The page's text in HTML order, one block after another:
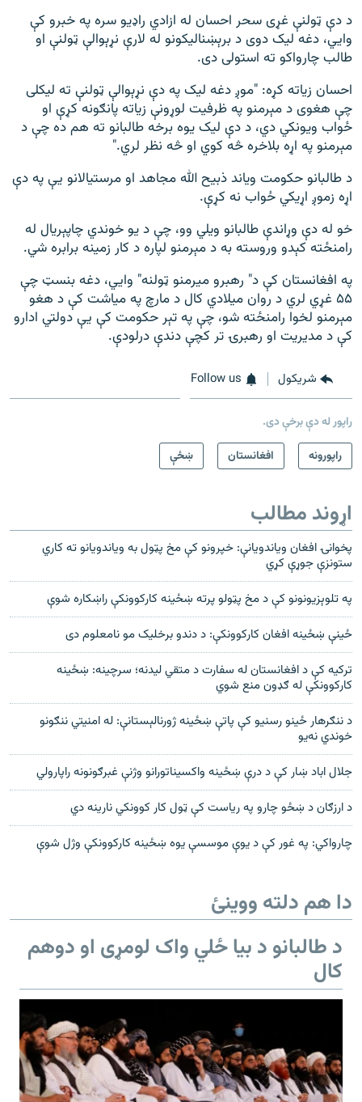
د دې ټولنې غړی سحر احسان له ازادي راډیو سره په خبرو کې
وايي، دغه لیک دوی د برېښنالیکونو له لارې نړېوالې ټولنې او
طالب چارواکو ته استولی دی.
احسان زياته کړه: "موږ دغه لیک په دې نړېوالې ټولنې ته لیکلی
چې هغوی د مېرمنو په ظرفیت لوړونې زیاته پانګونه کړې او
ځواب ویونکي دي، د دې لیک یوه برخه طالبانو ته هم ده چې د
مېرمنو په اړه بلاخره څه کوي او څه نظر لري."
د طالبانو حکومت ویاند ذبیح الله مجاهد او مرستیالانو یې په دې
اړه زموږ اړیکي ځواب نه کړې.
خو له دې وړاندې طالبانو ویلي وو، چې د یو خوندي چاپېريال له
رامنځته کېدو وروسته به د مېرمنو لپاره د کار زمینه برابره شي.
په افغانستان کې د" رهبرو میرمنو ټولنه" وايي، دغه بنسټ چې
۵۵ غړي لري د روان میلادي کال د مارچ په میاشت کې د هغو
مېرمنو لخوا رامنځته شو، چې په تېر حکومت کې یې دولتي ادارو
کې د مدیریت او رهبرۍ تر کچې دندې درلودې.
شريکول Follow us
راپور له دې برخې دی.
راپورونه
افغانستان ښځې
اړوند مطالب
پخوانۍ افغان وياندويانې: خپرونو کې مخ پټول به وياندويانو ته کاري
ستونزې جوړې کړي
په تلوېزیونونو کې د مخ پټولو پرته ښځینه کارکوونکې راښکاره شوې
ځينې ښځينه افغان کارکوونکې: د دندو برخلیک مو نامعلوم دى
ترکیه کې د افغانستان له سفارت د متقي لیدنه؛ سرچینه: ښځینه
کارکوونکې له ګډون منع شوي
د ننګرهار ځینو رسنیو کې پاتې ښځینه ژورنالېستانې: له امنیتي ننګونو
خوندي نه‌یو
جلال اباد ښار کې د درې ښځينه واکسیناتورانو وژنې غبرګونونه راپارولي
د ارزګان د ښځو چارو په ریاست کې ټول کار کوونکي نارينه دي
چارواکي: په غور کې د یوې موسسې یوه ښځينه کارکوونکې وژل شوې
دا هم دلته ووینئ
د طالبانو د بیا ځلي واک لومړی او دوهم
کال